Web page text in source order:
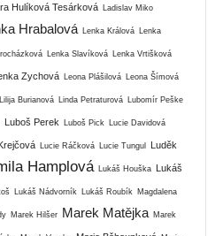
Hulíková Tesárková Ladislav Miko
Hrabalová Lenka Králová Lenka
Lenka Slavíková Lenka Vrtišková
Zychová Leona Plášilová Leona Šímová
Lilija Burianová Linda Petraturová Lubomír Peške
Luboš Perek Luboš Pick Lucie Davidová
Lucie Ráčková Lucie Tungul Luděk
Hamplová Lukáš Houška Lukáš
Lukáš Nádvorník Lukáš Roubík Magdalena
Marek Hilšer Marek Matějka Marek